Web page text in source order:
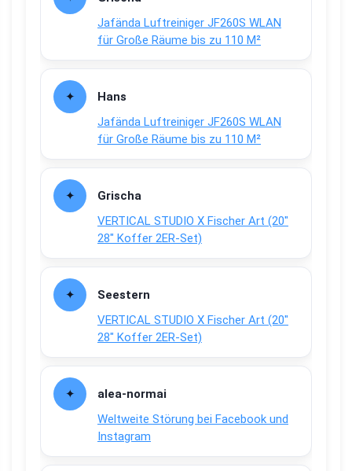
Jafända Luftreiniger JF260S WLAN
für Große Räume bis zu 110 M²
Hans
Jafända Luftreiniger JF260S WLAN
für Große Räume bis zu 110 M²
Grischa
VERTICAL STUDIO X Fischer Art (20″
28″ Koffer 2ER-Set)
Seestern
VERTICAL STUDIO X Fischer Art (20″
28″ Koffer 2ER-Set)
alea-normai
Weltweite Störung bei Facebook und
Instagram